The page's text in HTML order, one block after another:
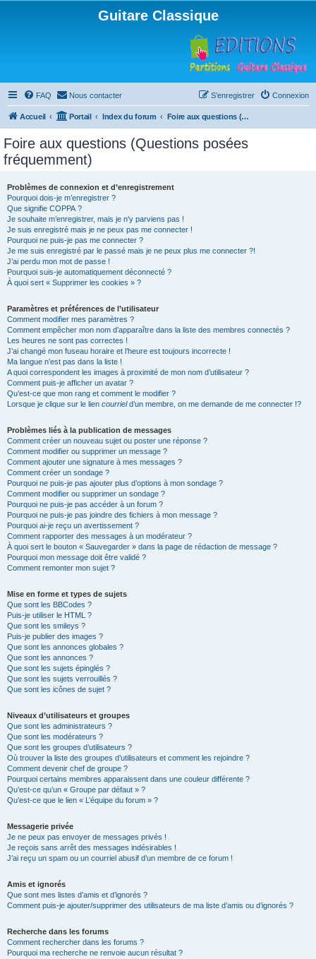
Guitare Classique
FAQ Nous contacter Connexion
S’enregistrer
Accueil Portail Index du forum Foire aux questions (Questions posées fréquemment)
Foire aux questions (Questions posées
fréquemment)
Problèmes de connexion et d’enregistrement
Pourquoi dois-je m’enregistrer ?
Que signifie COPPA ?
Je souhaite m’enregistrer, mais je n’y parviens pas !
Je suis enregistré mais je ne peux pas me connecter !
Pourquoi ne puis-je pas me connecter ?
Je me suis enregistré par le passé mais je ne peux plus me connecter ?!
J’ai perdu mon mot de passe !
Pourquoi suis-je automatiquement déconnecté ?
À quoi sert « Supprimer les cookies » ?
Paramètres et préférences de l’utilisateur
Comment modifier mes paramètres ?
Comment empêcher mon nom d’apparaître dans la liste des membres connectés ?
Les heures ne sont pas correctes !
J’ai changé mon fuseau horaire et l’heure est toujours incorrecte !
Ma langue n’est pas dans la liste !
A quoi correspondent les images à proximité de mon nom d’utilisateur ?
Comment puis-je afficher un avatar ?
Qu’est-ce que mon rang et comment le modifier ?
Lorsque je clique sur le lien courrield’un membre, on me demande de me connecter !?
Problèmes liés à la publication de messages
Comment créer un nouveau sujet ou poster une réponse ?
Comment modifier ou supprimer un message ?
Comment ajouter une signature à mes messages ?
Comment créer un sondage ?
Pourquoi ne puis-je pas ajouter plus d’options à mon sondage ?
Comment modifier ou supprimer un sondage ?
Pourquoi ne puis-je pas accéder à un forum ?
Pourquoi ne puis-je pas joindre des fichiers à mon message ?
Pourquoi ai-je reçu un avertissement ?
Comment rapporter des messages à un modérateur ?
À quoi sert le bouton « Sauvegarder » dans la page de rédaction de message ?
Pourquoi mon message doit être validé ?
Comment remonter mon sujet ?
Mise en forme et types de sujets
Que sont les BBCodes ?
Puis-je utiliser le HTML ?
Que sont les smileys ?
Puis-je publier des images ?
Que sont les annonces globales ?
Que sont les annonces ?
Que sont les sujets épinglés ?
Que sont les sujets verrouillés ?
Que sont les icônes de sujet ?
Niveaux d’utilisateurs et groupes
Que sont les administrateurs ?
Que sont les modérateurs ?
Que sont les groupes d’utilisateurs ?
Où trouver la liste des groupes d’utilisateurs et comment les rejoindre ?
Comment devenir chef de groupe ?
Pourquoi certains membres apparaissent dans une couleur différente ?
Qu’est-ce qu’un « Groupe par défaut » ?
Qu’est-ce que le lien « L’équipe du forum » ?
Messagerie privée
Je ne peux pas envoyer de messages privés !
Je reçois sans arrêt des messages indésirables !
J’ai reçu un spam ou un courriel abusif d’un membre de ce forum !
Amis et ignorés
Que sont mes listes d’amis et d’ignorés ?
Comment puis-je ajouter/supprimer des utilisateurs de ma liste d’amis ou d’ignorés ?
Recherche dans les forums
Comment rechercher dans les forums ?
Pourquoi ma recherche ne renvoie aucun résultat ?